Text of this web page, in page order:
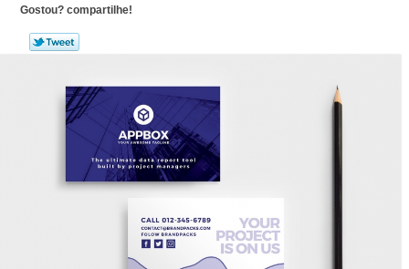
Gostou? compartilhe!